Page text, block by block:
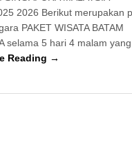
2026 Berikut merupakan
PAKET WISATA BATAM
selama 5 hari 4 malam
Reading →